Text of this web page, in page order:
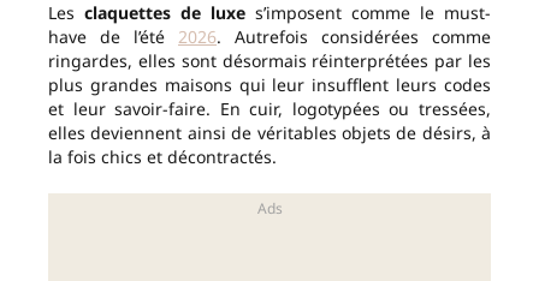
Les claquettes de luxe s’imposent comme le must-
have de l’été 2026. Autrefois considérées comme
ringardes, elles sont désormais réinterprétées par les
plus grandes maisons qui leur insufflent leurs codes
et leur savoir-faire. En cuir, logotypées ou tressées,
elles deviennent ainsi de véritables objets de désirs, à
la fois chics et décontractés.